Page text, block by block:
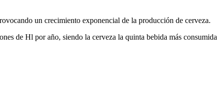
un crecimiento exponencial de la producción de cerveza.
de Hl por año, siendo la cerveza la quinta bebida más consumida